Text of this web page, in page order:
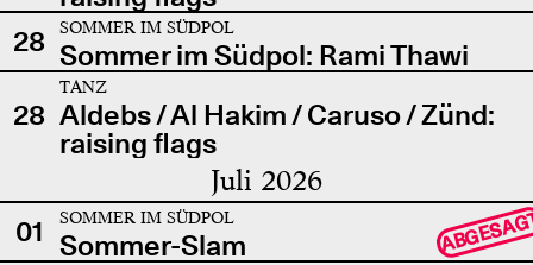
28
SOMMER IM SÜDPOL
Sommer im Südpol: Rami Thawi
28
TANZ
Aldebs / Al Hakim / Caruso / Zünd:
raising flags
Juli 2026
01 SOMMER IM SÜDPOL
Sommer-Slam